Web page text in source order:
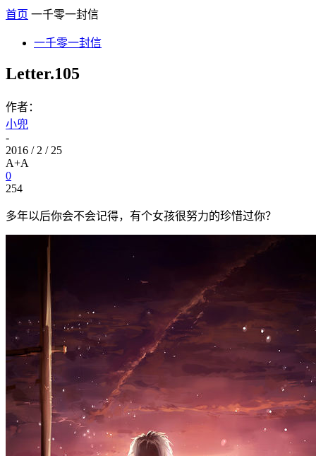
首页 一千零一封信
一千零一封信
Letter.105
作者：
小兜
-
2016 / 2 / 25
A+A
0
254
多年以后你会不会记得，有个女孩很努力的珍惜过你？